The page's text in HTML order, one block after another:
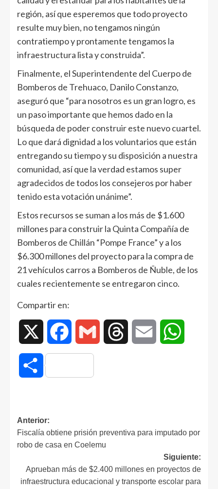
región, así que esperemos que todo proyecto
resulte muy bien, no tengamos ningún
contratiempo y prontamente tengamos la
infraestructura lista y construida”.
Finalmente, el Superintendente del Cuerpo de
Bomberos de Trehuaco, Danilo Constanzo,
aseguró que “para nosotros es un gran logro, es
un paso importante que hemos dado en la
búsqueda de poder construir este nuevo cuartel.
Lo que dará dignidad a los voluntarios que están
entregando su tiempo y su disposición a nuestra
comunidad, así que la verdad estamos super
agradecidos de todos los consejeros por haber
tenido esta votación unánime”.
Estos recursos se suman a los más de $1.600
millones para construir la Quinta Compañía de
Bomberos de Chillán “Pompe France” y a los
$6.300 millones del proyecto para la compra de
21 vehículos carros a Bomberos de Ñuble, de los
cuales recientemente se entregaron cinco.
Compartir en:
Facebook Gmail Threads Email
Compartir
Anterior:
Fiscalía obtiene prisión preventiva para imputado por
robo de casa en Coelemu
Siguiente:
Aprueban más de $2.400 millones en proyectos de
infraestructura educacional y transporte escolar para